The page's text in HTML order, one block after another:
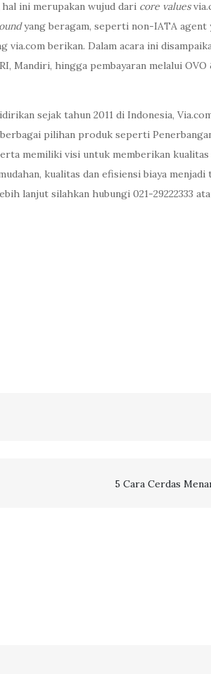
ini merupakan wujud dari core values
yang beragam, seperti non-IATA agent
berikan. Dalam acara ini
Mandiri, hingga pembayaran melalui OVO
sejak tahun 2011 di Indonesia,
pilihan produk seperti
memiliki visi untuk memberikan kualitas
kualitas dan efisiensi biaya menjadi
lanjut silahkan hubungi 021-29222333
5 Cara Cerdas